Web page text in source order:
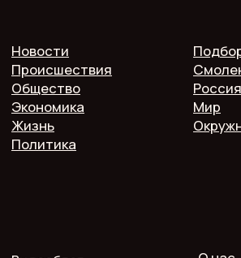
Гагарина 10/2, оф. 507
16+. Мнение редакции может не совпадать
с мнением авторов.
Публичная оферта
Пользовательское соглашение
Политика конфиденциальности
Согласие на обработку персональных данных